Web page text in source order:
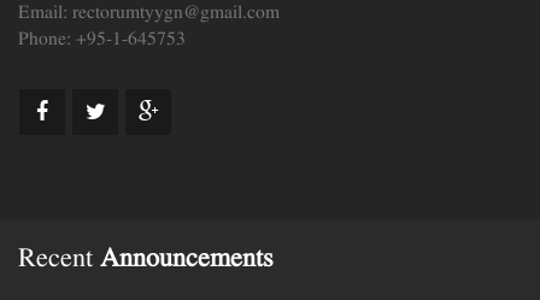
Email: rectorumtyygn@gmail.com
Phone: +95-1-645753
Recent Announcements